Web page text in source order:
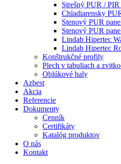
Strešný PUR /
Chladiarensky
Stenový PUR
Stenový PUR
Lindab Hipertec
Lindab Hipertec
Konštrukčné profily
Plech v tabuliach a
Oblúkové haly
Azbest
Akcia
Referencie
Dokumenty
Cenník
Certifikáty
Katalóg produktov
O nás
Kontakt